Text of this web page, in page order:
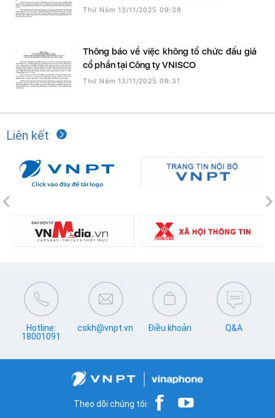
Thứ Năm 13/11/2025 09:38
Thông báo về việc không tổ chức đấu giá
cổ phần tại Công ty VNISCO
Thứ Năm 13/11/2025 09:31
Liên kết
Previous
Hotline:
18001091
cskh@vnpt.vn Điều khoản Q&A
Theo dõi chúng tôi: